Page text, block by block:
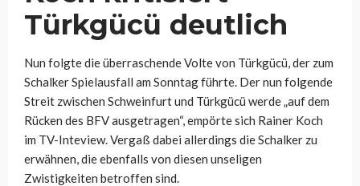
Türkgücü deutlich
Nun folgte die überraschende Volte von Türkgücü, der zum
Schalker Spielausfall am Sonntag führte. Der nun folgende
Streit zwischen Schweinfurt und Türkgücü werde „auf dem
Rücken des BFV ausgetragen“, empörte sich Rainer Koch
im TV-Inteview. Vergaß dabei allerdings die Schalker zu
erwähnen, die ebenfalls von diesen unseligen
Zwistigkeiten betroffen sind.